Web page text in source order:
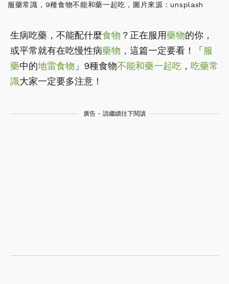
服藥常識，9種食物不能和藥一起吃，圖片來源：unsplash
生病吃藥，不能配什麼食物 ？正在服用藥物的你，
或平常就有在吃慢性病藥物 ，這篇一定要看！「 服
藥中的地雷食物 」9種食物不能和藥一起吃 ， 吃藥常
識大家一定要多注意！
廣告 - 請繼續往下閱讀